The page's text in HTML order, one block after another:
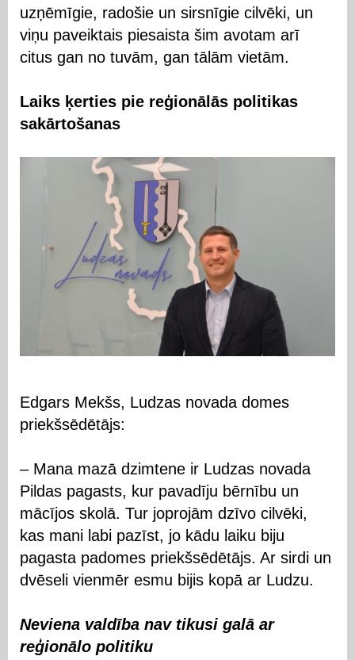
uzņēmīgie, radošie un sirsnīgie cilvēki, un
viņu paveiktais piesaista šim avotam arī
citus gan no tuvām, gan tālām vietām.
Laiks ķerties pie reģionālās politikas
sakārtošanas
Edgars Mekšs, Ludzas novada domes
priekšsēdētājs:
– Mana mazā dzimtene ir Ludzas novada
Pildas pagasts, kur pavadīju bērnību un
mācījos skolā. Tur joprojām dzīvo cilvēki,
kas mani labi pazīst, jo kādu laiku biju
pagasta padomes priekšsēdētājs. Ar sirdi un
dvēseli vienmēr esmu bijis kopā ar Ludzu.
Neviena valdība nav tikusi galā ar
reģionālo politiku